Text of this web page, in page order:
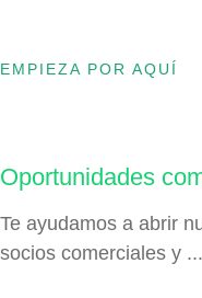
EMPIEZA POR AQUÍ
Oportunidades
Te ayudamos a abrir
socios comerciales y ...